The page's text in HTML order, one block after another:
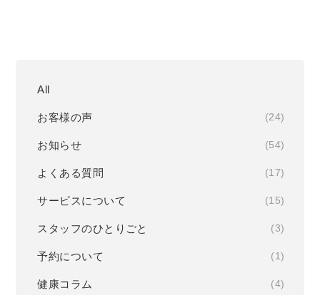
All
お客様の声 (24)
お知らせ (54)
よくある質問 (17)
サービスについて (15)
スタッフのひとりごと (3)
予約について (1)
健康コラム (4)